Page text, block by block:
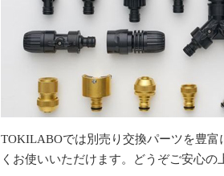
TOKILABOでは別売り交換パーツを豊
くお使いいただけます。どうぞご安心の